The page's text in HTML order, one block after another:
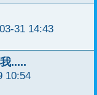
31 14:43
.....
10:54